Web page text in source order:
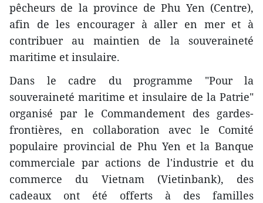
pêcheurs de la province de Phu Yen (Centre),
afin de les encourager à aller en mer et à
contribuer au maintien de la souveraineté
maritime et insulaire.
Dans le cadre du programme "Pour la
souveraineté maritime et insulaire de la Patrie"
organisé par le Commandement des gardes-
frontières, en collaboration avec le Comité
populaire provincial de Phu Yen et la Banque
commerciale par actions de l'industrie et du
commerce du Vietnam (Vietinbank), des
cadeaux ont été offerts à des familles